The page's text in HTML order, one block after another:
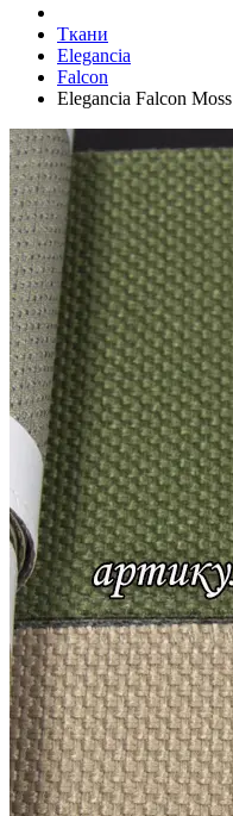
Ткани
Elegancia
Falcon
Elegancia Falcon Moss